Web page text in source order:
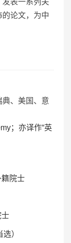
论文，为中
、美国、意
；亦译作“英
院士
士
）